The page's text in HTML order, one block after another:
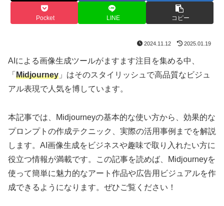
Pocket LINE コピー
2024.11.12 2025.01.19
AIによる画像生成ツールがますます注目を集める中、
「 Midjourney 」はそのスタイリッシュで高品質なビジュ
アル表現で人気を博しています。
本記事では、Midjourneyの基本的な使い方から、効果的な
プロンプトの作成テクニック、実際の活用事例までを解説
します。AI画像生成をビジネスや趣味で取り入れたい方に
役立つ情報が満載です。この記事を読めば、Midjourneyを
使って簡単に魅力的なアート作品や広告用ビジュアルを作
成できるようになります。ぜひご覧ください！